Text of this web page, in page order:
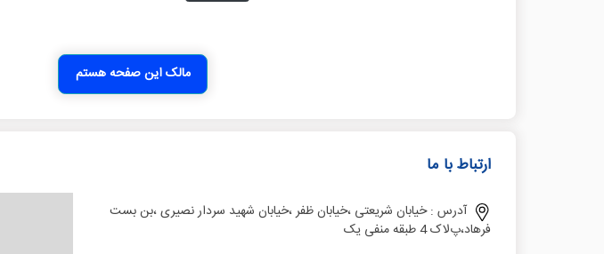
مالک این صفحه هستم
ارتباط با ما
آدرس :خیابان شریعتی ،خیابان ظفر ،خیابان شهید سردار نصیری ،بن بست
فرهاد،پﻻک 4 طبقه منفی یک